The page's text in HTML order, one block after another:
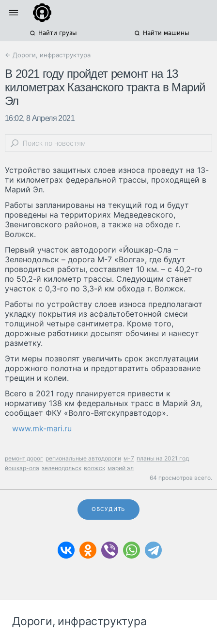
Найти грузы Найти машины
← Дороги, инфраструктура
В 2021 году пройдет ремонт на 13
километрах Казанского тракта в Марий
Эл
16:02, 8 Апреля 2021
Устройство защитных слоев износа проведут на 13-
ти километрах федеральной трассы, проходящей в
Марий Эл.
Работы запланированы на текущий год и будут
проведены на территориях Медведевского,
Звениговского районов, а также на обходе г.
Волжск.
Первый участок автодороги «Йошкар-Ола –
Зеленодольск – дорога М-7 «Волга», где будут
проводиться работы, составляет 10 км. – с 40,2-го
по 50,2-й километр трассы. Следующим станет
участок с 0,3-го по 3,3-й км обхода г. Волжск.
Работы по устройству слоев износа предполагают
укладку покрытия из асфальтобетонной смеси
толщиной четыре сантиметра. Кроме того,
дорожные работники досыпят обочины и нанесут
разметку.
Эти меры позволят увеличить срок эксплуатации
дорожного полотна и предотвратить образование
трещин и колеи.
Всего в 2021 году планируется привести к
нормативу 138 км федеральных трасс в Марий Эл,
сообщает ФКУ «Волго-Вятскуправтодор».
www.mk-mari.ru
ремонт дорог региональные автодороги м-7 планы на 2021 год
йошкар-ола зеленодольск волжск марий эл
64 просмотров всего.
ОБСУДИТЬ
Дороги, инфраструктура